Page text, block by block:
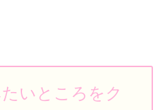
いところをク